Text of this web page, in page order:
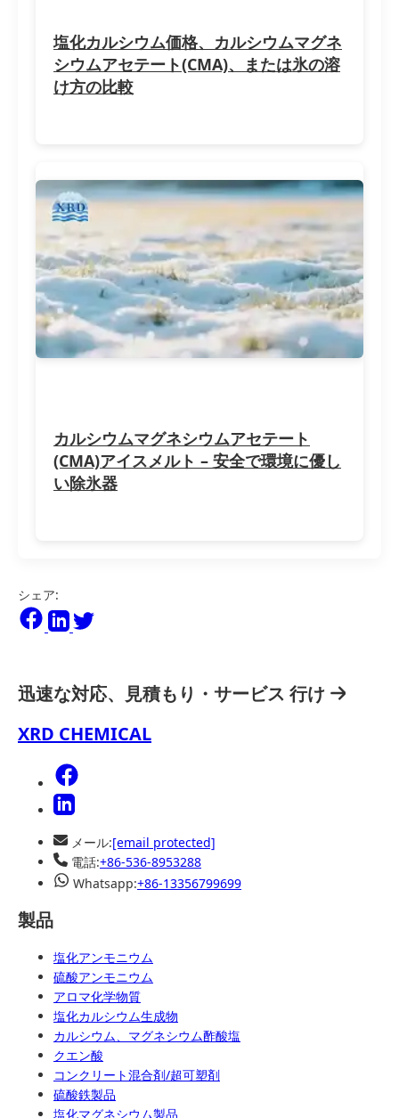
塩化カルシウム価格、カルシウムマグネ
シウムアセテート(CMA)、または氷の溶
け方の比較
カルシウムマグネシウムアセテート
(CMA)アイスメルト – 安全で環境に優し
い除氷器
シェア:
迅速な対応、見積もり・サービス 行け
XRD CHEMICAL
メール:[email protected]
電話:+86-536-8953288
Whatsapp:+86-13356799699
製品
塩化アンモニウム
硫酸アンモニウム
アロマ化学物質
塩化カルシウム生成物
カルシウム、マグネシウム酢酸塩
クエン酸
コンクリート混合剤/超可塑剤
硫酸鉄製品
塩化マグネシウム製品